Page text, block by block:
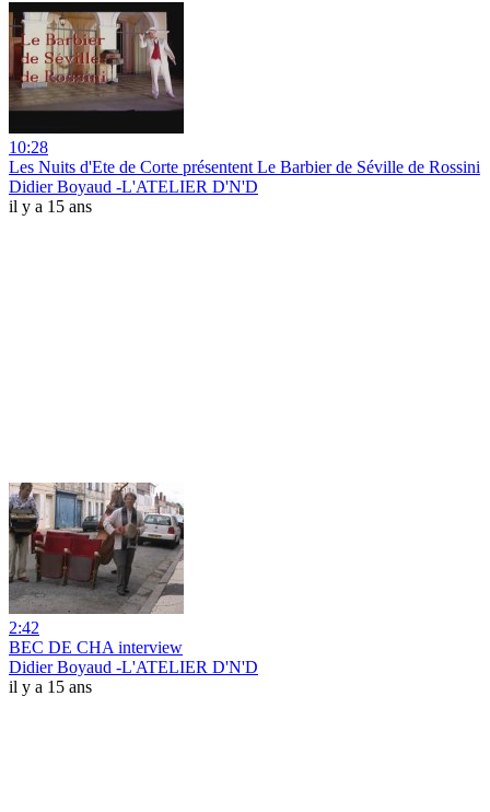
10:28
Les Nuits d'Ete de Corte présentent Le Barbier de Séville de Rossini
Didier Boyaud -L'ATELIER D'N'D
il y a 15 ans
2:42
BEC DE CHA interview
Didier Boyaud -L'ATELIER D'N'D
il y a 15 ans